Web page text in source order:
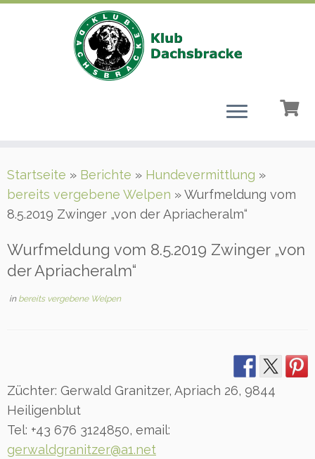
Inhalt
springen
Startseite » Berichte » Hundevermittlung »
bereits vergebene Welpen »Wurfmeldung vom
8.5.2019 Zwinger „von der Apriacheralm“
Wurfmeldung vom 8.5.2019 Zwinger „von
der Apriacheralm“
in bereits vergebene Welpen
Züchter: Gerwald Granitzer, Apriach 26, 9844
Heiligenblut
Tel: +43 676 3124850, email:
gerwaldgranitzer@a1.net